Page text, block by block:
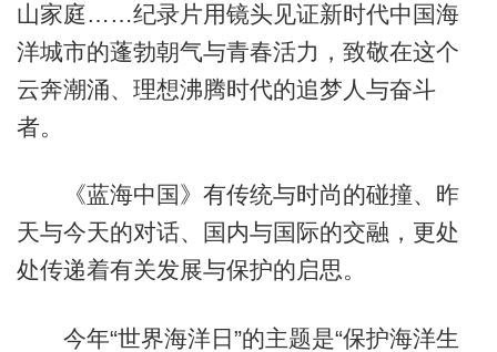
山家庭……纪录片用镜头见证新时代中国海
洋城市的蓬勃朝气与青春活力，致敬在这个
云奔潮涌、理想沸腾时代的追梦人与奋斗
者。
《蓝海中国》有传统与时尚的碰撞、昨
天与今天的对话、国内与国际的交融，更处
处传递着有关发展与保护的启思。
今年“世界海洋日”的主题是“保护海洋生